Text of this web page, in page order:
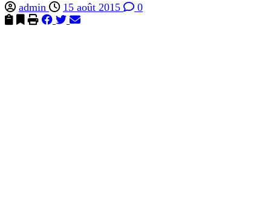
admin 15 août 2015 0